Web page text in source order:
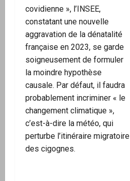
covidienne », l’INSEE,
constatant une nouvelle
aggravation de la dénatalité
française en 2023, se garde
soigneusement de formuler
la moindre hypothèse
causale. Par défaut, il faudra
probablement incriminer « le
changement climatique »,
c’est-à-dire la météo, qui
perturbe l’itinéraire migratoire
des cigognes.